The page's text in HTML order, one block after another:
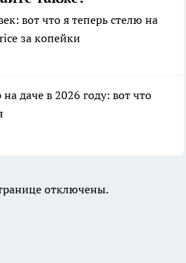
вот что я теперь стелю на
за копейки
даче в 2026 году: вот что
отключены.